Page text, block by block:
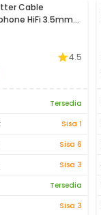
Cable
HiFi 3.5mm
4.5
Tersedia
Sisa 1
Sisa 6
Sisa 3
Tersedia
Sisa 3